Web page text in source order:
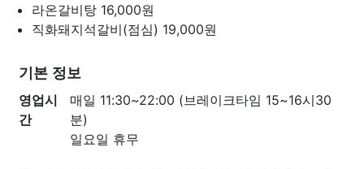
라온갈비탕 16,000원
직화돼지석갈비(점심) 19,000원
기본 정보
영업시
간
매일 11:30~22:00 (브레이크타임 15~16시30
분)
일요일 휴무